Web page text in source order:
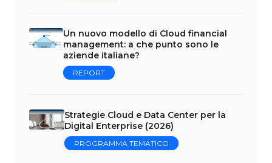
Un nuovo modello di Cloud financial
management: a che punto sono le
aziende italiane?
REPORT
Strategie Cloud e Data Center per la
Digital Enterprise (2026)
PROGRAMMA TEMATICO